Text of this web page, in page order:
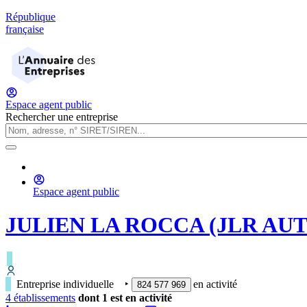
République
française
Espace agent public
Rechercher une entreprise
Espace agent public
JULIEN LA ROCCA (JLR
Entreprise individuelle ‣ 824 577 969
en activité
4 établissements dont 1 est en activité